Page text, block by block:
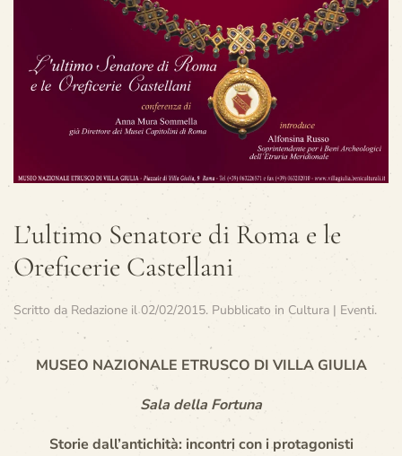
L’ultimo Senatore di Roma e le
Oreficerie Castellani
Scritto da Redazione il02/02/2015. Pubblicato in Cultura | Eventi.
MUSEO NAZIONALE ETRUSCO DI VILLA GIULIA
Sala della Fortuna
Storie dall’antichità: incontri con i protagonisti